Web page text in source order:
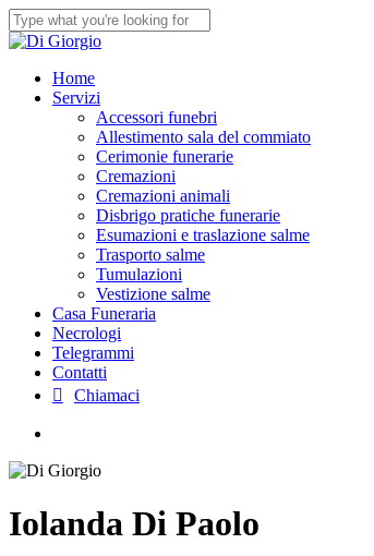
Skip
to
content
Close
Menu
Home
Servizi
Accessori funebri
Allestimento sala del commiato
Cerimonie funerarie
Cremazioni
Cremazioni animali
Disbrigo pratiche funerarie
Esumazioni e traslazione salme
Trasporto salme
Tumulazioni
Vestizione salme
Casa Funeraria
Necrologi
Telegrammi
Contatti
Chiamaci
Iolanda Di Paolo